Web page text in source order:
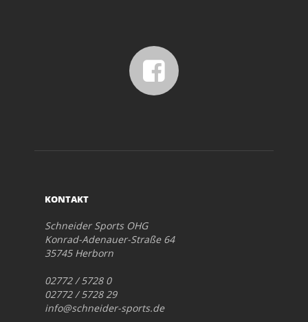
KONTAKT
Schneider Sports OHG
Konrad-Adenauer-Straße 64
35745 Herborn
02772 / 5728 0
02772 / 5728 29
info@schneider-sports.de